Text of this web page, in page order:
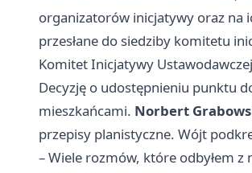
organizatorów inicjatywy oraz na
przesłane do siedziby komitetu
Komitet Inicjatywy
Decyzję o udostępnieniu punktu
mieszkańcami. Norbert
przepisy planistyczne. Wójt
– Wiele rozmów, które odbyłem z